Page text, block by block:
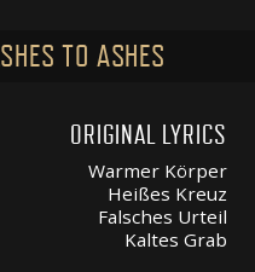
TO ASHES
ORIGINAL LYRICS
Warmer Körper
Heißes Kreuz
Falsches Urteil
Kaltes Grab